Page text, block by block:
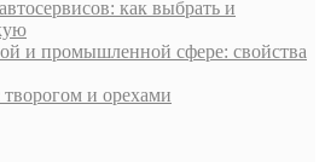
как выбрать и
и промышленной сфере: свойства
и орехами